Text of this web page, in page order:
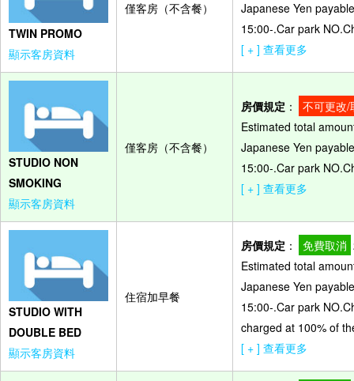
TWIN PROMO
顯示客房資料
僅客房（不含餐）
Japanese Yen
15:00-.Car park
[ + ] 查看更多
STUDIO NON
SMOKING
顯示客房資料
僅客房（不含餐）
房價規定 ：
不可更改/
Estimated total
Japanese Yen
15:00-.Car park
[ + ] 查看更多
STUDIO WITH
DOUBLE BED
顯示客房資料
住宿加早餐
房價規定 ： 免費取消
Estimated total
Japanese Yen
15:00-.Car park
charged at 100% of
[ + ] 查看更多